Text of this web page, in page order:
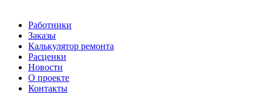
Работники
Заказы
Калькулятор ремонта
Расценки
Новости
О проекте
Контакты